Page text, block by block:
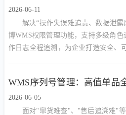
2026-06-11
解决“操作失误难追责、数据泄
博WMS权限管理功能，支持多级角
作日志全程追溯，为企业打造安全、
WMS序列号管理：高值单品
2026-06-05
面对"窜货难查"、"售后追溯难"